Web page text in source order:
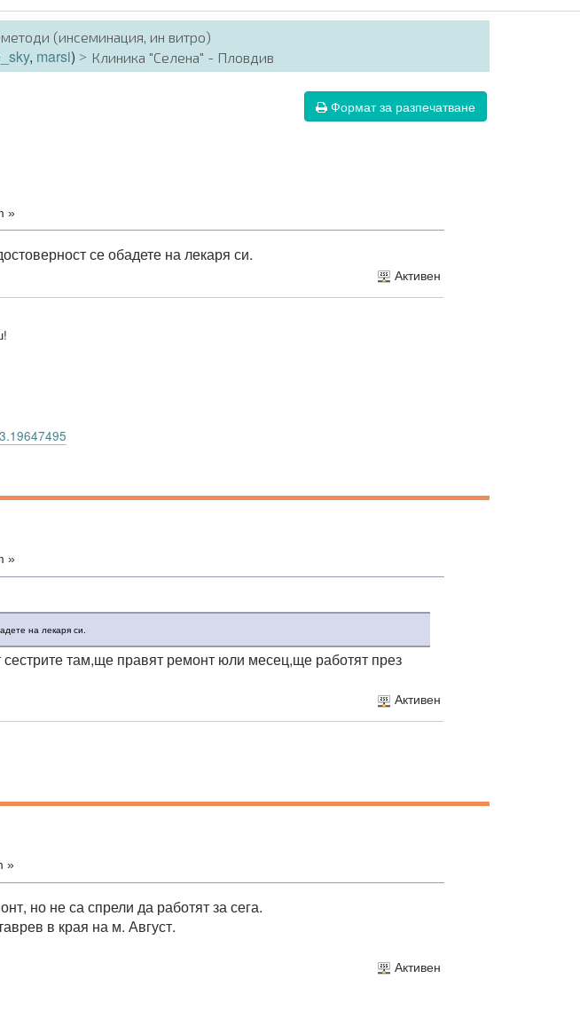
(инсеминация, ин витро)
, marsi) Клиника "Селена" - Пловдив
Формат за разпечатване
»
се обадете на лекаря си.
Активен
»
на лекаря си.
там,ще правят ремонт юли месец,ще работят през
Активен
»
но не са спрели да работят за сега.
в края на м. Август.
Активен